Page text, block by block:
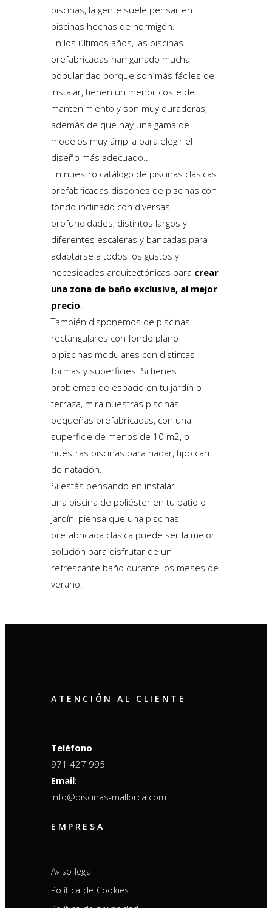
piscinas, la gente suele pensar en
piscinas hechas de hormigón.
En los últimos años, las piscinas
prefabricadas han ganado mucha
popularidad porque son más fáciles de
instalar, tienen un menor coste de
mantenimiento y son muy duraderas,
además de que hay una gama de
modelos muy ámplia para elegir el
diseño más adecuado..
En nuestro catálogo de piscinas clásicas
prefabricadas dispones de piscinas con
fondo inclinado con diversas
profundidades, distintos largos y
diferentes escaleras y bancadas para
adaptarse a todos los gustos y
necesidades arquitectónicas para crear
una zona de baño exclusiva, al mejor
precio
También disponemos de piscinas
rectangulares con fondo plano
o piscinas modulares con distintas
formas y superficies. Si tienes
problemas de espacio en tu jardín o
terraza, mira nuestras piscinas
pequeñas prefabricadas, con una
superficie de menos de 10 m2, o
nuestras piscinas para nadar, tipo carril
de natación.
Si estás pensando en instalar
una piscina de poliéster en tu patio o
jardín, piensa que una piscinas
prefabricada clásica puede ser la mejor
solución para disfrutar de un
refrescante baño durante los meses de
verano.
ATENCIÓN AL CLIENTE
Teléfono
971 427 995
Email:
info@piscinas-mallorca.com
EMPRESA
Aviso legal
Política de Cookies